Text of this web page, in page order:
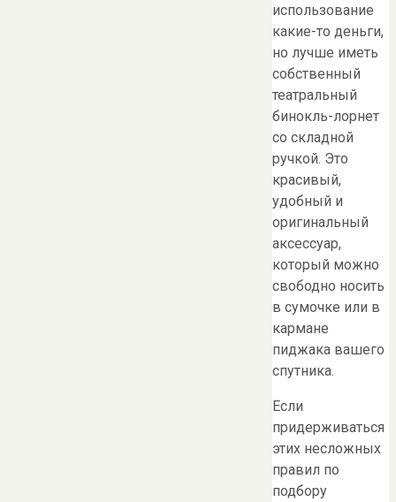
использование
какие-то деньги,
но лучше иметь
собственный
театральный
бинокль-лорнет
со складной
ручкой. Это
красивый,
удобный и
оригинальный
аксессуар,
который можно
свободно носить
в сумочке или в
кармане
пиджака вашего
спутника.
Если
придерживаться
этих несложных
правил по
подбору